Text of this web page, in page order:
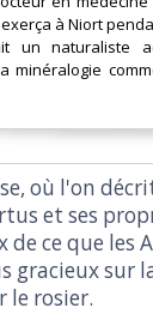
exerça à Niort
un naturaliste
minéralogie
où l'on
et ses
ce que les
gracieux sur
le rosier.‎